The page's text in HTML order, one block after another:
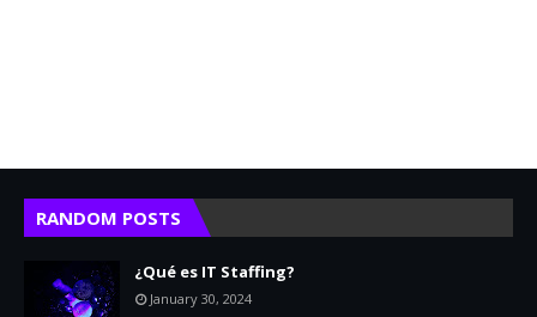
RANDOM POSTS
¿Qué es IT Staffing?
January 30, 2024